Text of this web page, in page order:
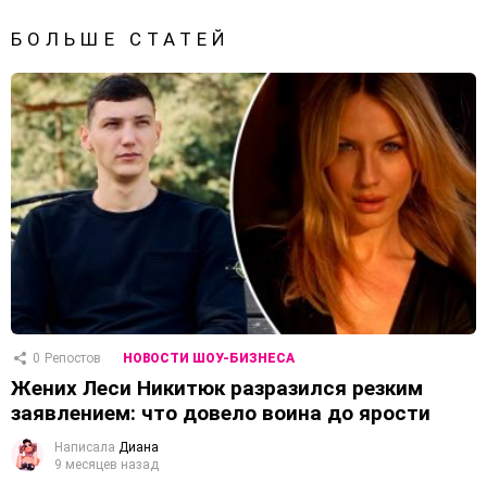
БОЛЬШЕ СТАТЕЙ
0 Репостов НОВОСТИ ШОУ-БИЗНЕСА
Жених Леси Никитюк разразился резким
заявлением: что довело воина до ярости
Написала Диана
9 месяцев назад